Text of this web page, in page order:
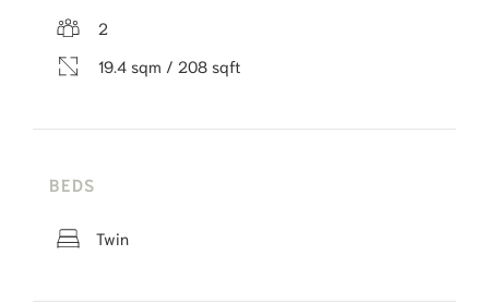
2
19.4 sqm / 208 sqft
BEDS
Twin